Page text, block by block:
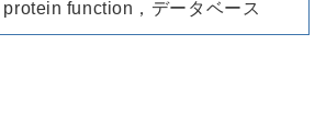
function，データベース